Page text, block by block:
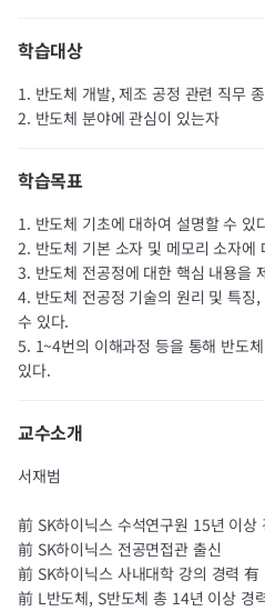
학습대상
1. 반도체 개발, 제조 공정 관련 직무
2. 반도체 분야에 관심이 있는자​
학습목표
1. 반도체 기초에 대하여 설명할 수 있
2. 반도체 기본 소자 및 메모리 소자에
3. 반도체 전공정에 대한 핵심 내용을
4. 반도체 전공정 기술의 원리 및 특징
수 있다.
5. 1~4번의 이해과정 등을 통해 반도
있다.​​
교수소개
서재범
前 SK하이닉스 수석연구원 15년 이상
前 SK하이닉스 전공면접관 출신
前 SK하이닉스 사내대학 강의 경력 有
前 L반도체, S반도체 총 14년 이상 경